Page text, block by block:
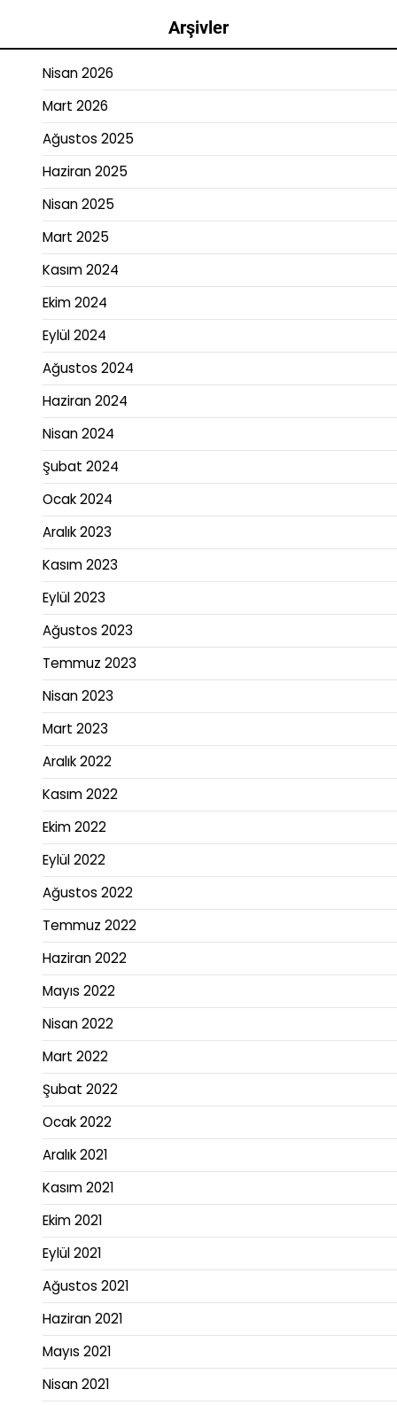
Arşivler
Nisan 2026
Mart 2026
Ağustos 2025
Haziran 2025
Nisan 2025
Mart 2025
Kasım 2024
Ekim 2024
Eylül 2024
Ağustos 2024
Haziran 2024
Nisan 2024
Şubat 2024
Ocak 2024
Aralık 2023
Kasım 2023
Eylül 2023
Ağustos 2023
Temmuz 2023
Nisan 2023
Mart 2023
Aralık 2022
Kasım 2022
Ekim 2022
Eylül 2022
Ağustos 2022
Temmuz 2022
Haziran 2022
Mayıs 2022
Nisan 2022
Mart 2022
Şubat 2022
Ocak 2022
Aralık 2021
Kasım 2021
Ekim 2021
Eylül 2021
Ağustos 2021
Haziran 2021
Mayıs 2021
Nisan 2021